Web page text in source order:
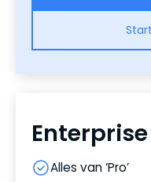
Enterprise
Alles van ‘Pro’